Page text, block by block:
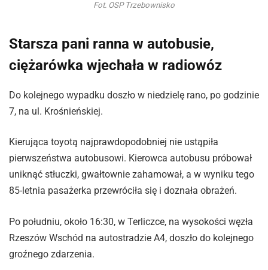
Fot. OSP Trzebownisko
Starsza pani ranna w autobusie,
ciężarówka wjechała w radiowóz
Do kolejnego wypadku doszło w niedzielę rano, po godzinie
7, na ul. Krośnieńskiej.
Kierująca toyotą najprawdopodobniej nie ustąpiła
pierwszeństwa autobusowi. Kierowca autobusu próbował
uniknąć stłuczki, gwałtownie zahamował, a w wyniku tego
85-letnia pasażerka przewróciła się i doznała obrażeń.
Po południu, około 16:30, w Terliczce, na wysokości węzła
Rzeszów Wschód na autostradzie A4, doszło do kolejnego
groźnego zdarzenia.